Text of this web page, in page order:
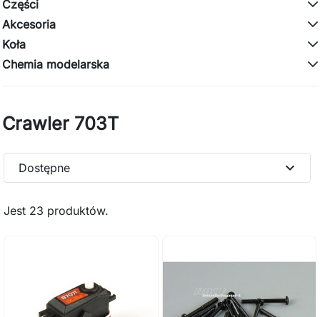
Części
Akcesoria
Koła
Chemia modelarska
Crawler 703T
Jest 23 produktów.
Dostępne expand_more